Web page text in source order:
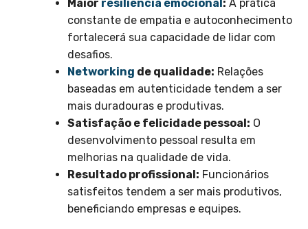
Maior resiliência emocional: A prática
constante de empatia e autoconhecimento
fortalecerá sua capacidade de lidar com
desafios.
Networking de qualidade: Relações
baseadas em autenticidade tendem a ser
mais duradouras e produtivas.
Satisfação e felicidade pessoal: O
desenvolvimento pessoal resulta em
melhorias na qualidade de vida.
Resultado profissional: Funcionários
satisfeitos tendem a ser mais produtivos,
beneficiando empresas e equipes.